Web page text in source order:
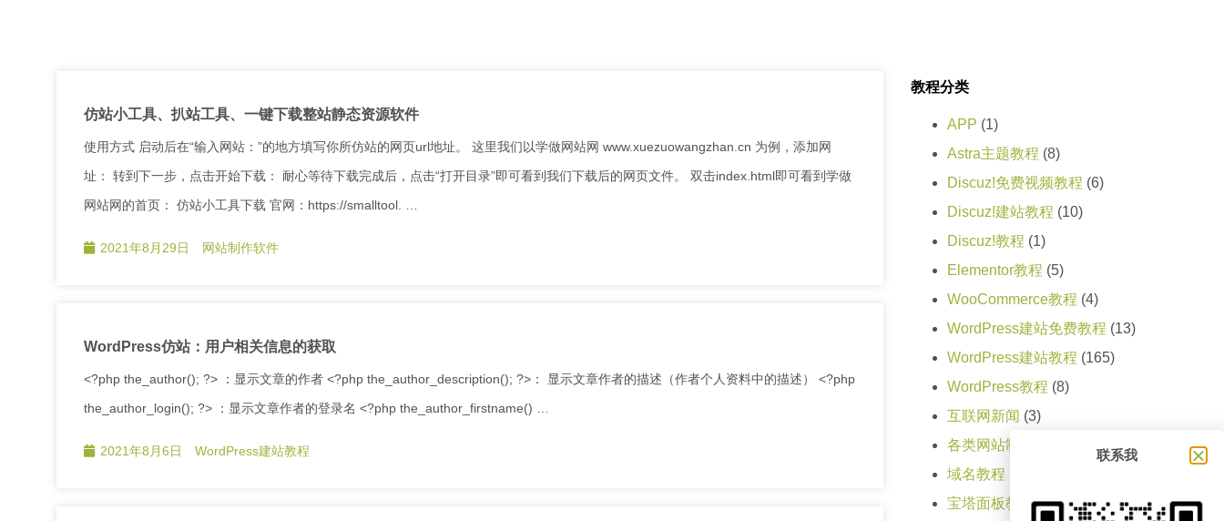
仿站小工具、扒站工具、一键下载整站静态资源软件
使用方式 启动后在“输入网站：”的地方填写你所仿站的网页url地址。 这里我们以学做网站网 www.xuezuowangzhan.cn 为例，添加网
址： 转到下一步，点击开始下载： 耐心等待下载完成后，点击“打开目录”即可看到我们下载后的网页文件。 双击index.html即可看到学做
网站网的首页： 仿站小工具下载 官网：https://smalltool. …
2021年8月29日 网站制作软件
WordPress仿站：用户相关信息的获取
<?php the_author(); ?> ：显示文章的作者 <?php the_author_description(); ?>： 显示文章作者的描述（作者个人资料中的描述） <?php
the_author_login(); ?> ：显示文章作者的登录名 <?php the_author_firstname() …
2021年8月6日 WordPress建站教程
教程分类
APP (1)
Astra主题教程 (8)
Discuz!免费视频教程 (6)
Discuz!建站教程 (10)
Discuz!教程 (1)
Elementor教程 (5)
WooCommerce教程 (4)
WordPress建站免费教程 (13)
WordPress建站教程 (165)
WordPress教程 (8)
互联网新闻 (3)
各类网站制作步骤
域名教程
宝塔面板教程(1)
联系我